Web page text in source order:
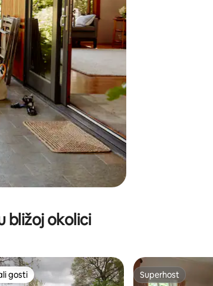
bližoj okolici
rangiranima s oznakom „Odabrali gosti”
gosti Superhost
Superhost